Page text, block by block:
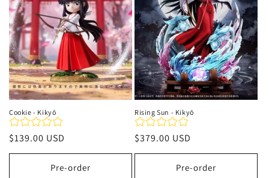
Cookie - Kikyō
Precio
habitual
$139.00 USD
Pre-order
Rising Sun - Kikyō
Precio
habitual
$379.00 USD
Pre-order